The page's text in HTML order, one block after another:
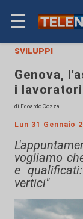
☰
sviluppi
Genova,
i
di Edoardo Cozza
Lun 31 Gennaio
vogliamo
e
vertici"